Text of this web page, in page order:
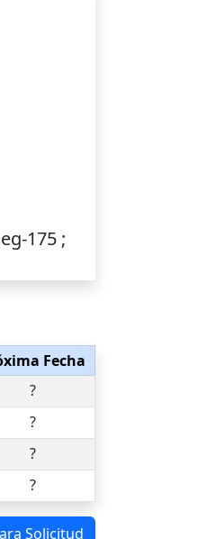
175 ;
Fecha
?
?
?
?
Solicitud